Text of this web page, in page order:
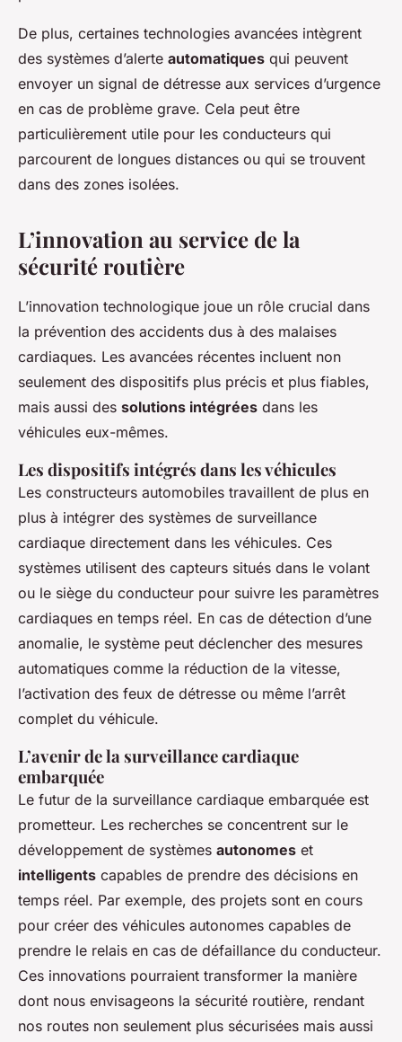
De plus, certaines technologies avancées intègrent
des systèmes d’alerte automatiques qui peuvent
envoyer un signal de détresse aux services d’urgence
en cas de problème grave. Cela peut être
particulièrement utile pour les conducteurs qui
parcourent de longues distances ou qui se trouvent
dans des zones isolées.
L’innovation au service de la
sécurité routière
L’innovation technologique joue un rôle crucial dans
la prévention des accidents dus à des malaises
cardiaques. Les avancées récentes incluent non
seulement des dispositifs plus précis et plus fiables,
mais aussi des solutions intégrées dans les
véhicules eux-mêmes.
Les dispositifs intégrés dans les véhicules
Les constructeurs automobiles travaillent de plus en
plus à intégrer des systèmes de surveillance
cardiaque directement dans les véhicules. Ces
systèmes utilisent des capteurs situés dans le volant
ou le siège du conducteur pour suivre les paramètres
cardiaques en temps réel. En cas de détection d’une
anomalie, le système peut déclencher des mesures
automatiques comme la réduction de la vitesse,
l’activation des feux de détresse ou même l’arrêt
complet du véhicule.
L’avenir de la surveillance cardiaque
embarquée
Le futur de la surveillance cardiaque embarquée est
prometteur. Les recherches se concentrent sur le
développement de systèmes autonomes et
intelligents capables de prendre des décisions en
temps réel. Par exemple, des projets sont en cours
pour créer des véhicules autonomes capables de
prendre le relais en cas de défaillance du conducteur.
Ces innovations pourraient transformer la manière
dont nous envisageons la sécurité routière, rendant
nos routes non seulement plus sécurisées mais aussi